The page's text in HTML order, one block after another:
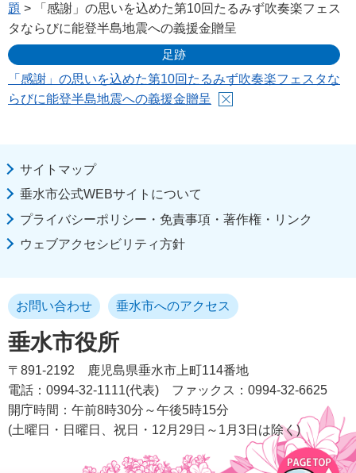
題 > 「感謝」の思いを込めた第10回たるみず吹奏楽フェス
タならびに能登半島地震への義援金贈呈
足跡
「感謝」の思いを込めた第10回たるみず吹奏楽フェスタな
らびに能登半島地震への義援金贈呈
サイトマップ
垂水市公式WEBサイトについて
プライバシーポリシー・免責事項・著作権・リンク
ウェブアクセシビリティ方針
垂水市役所
お問い合わせ 垂水市へのアクセス
〒891-2192
鹿児島県垂水市上町114番地
電話：0994-32-1111(代表)
ファックス：0994-32-6625
開庁時間：午前8時30分～午後5時15分
(土曜日・日曜日、祝日・12月29日～1月3日は除く)